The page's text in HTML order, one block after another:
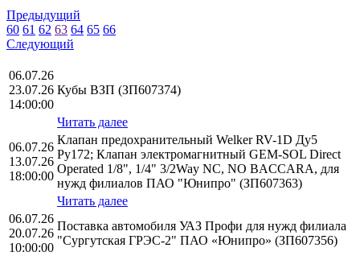
Предыдущий
60 61 62 63 64 65 66
Следующий
06.07.26
23.07.26
14:00:00
Кубы ВЗП (ЗП607374)
Читать далее
06.07.26
13.07.26
18:00:00
Клапан предохранительный Welker RV-1D Ду5
Ру172; Клапан электромагнитный GEM-SOL Direct
Operated 1/8", 1/4" 3/2Way NC, NO BACCARA, для
нужд филиалов ПАО "Юнипро" (ЗП607363)
Читать далее
06.07.26
20.07.26
10:00:00
Поставка автомобиля УАЗ Профи для нужд филиала
"Сургутская ГРЭС-2" ПАО «Юнипро» (ЗП607356)